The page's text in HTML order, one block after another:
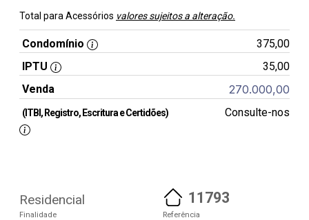
Total para Acessórios valores sujeitos a alteração.
Condomínio
375,00
IPTU
35,00
Venda
270.000,00
(ITBI, Registro, Escritura e Certidões) Consulte-nos
Residencial
Finalidade
11793
Referência